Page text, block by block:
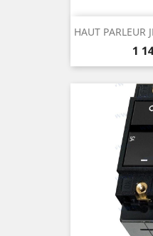
HAUT PARLEUR
Prix
1